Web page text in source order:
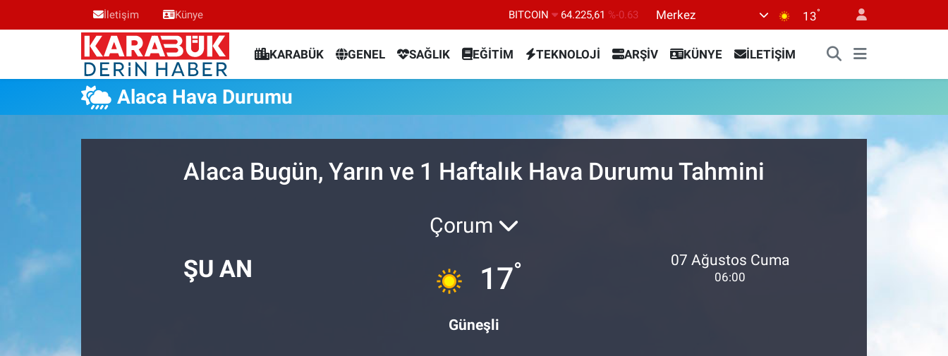
İletişim Künye BITCOIN 64.225,61 %-0.63
GRAM ALTIN
6510.40 %0.45
BİST100
13.799 %70
Merkez 13°
KARABÜK GENEL SAĞLIK EĞİTİM TEKNOLOJİ ARŞİV KÜNYE İLETİŞİM
Alaca Hava Durumu
Alaca Bugün, Yarın ve 1 Haftalık Hava Durumu Tahmini
ŞU AN
Çorum
17°
Güneşli
07 Ağustos Cuma
06:00
Karabük Nöbetçi Eczaneler
Karabük Hava Durumu
Süper Lig Puan Durumu ve Fikstür